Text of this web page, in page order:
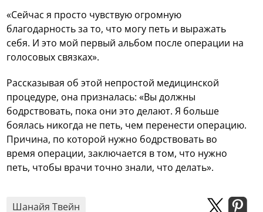
«Сейчас я просто чувствую огромную
благодарность за то, что могу петь и выражать
себя. И это мой первый альбом после операции на
голосовых связках».
Рассказывая об этой непростой медицинской
процедуре, она призналась: «Вы должны
бодрствовать, пока они это делают. Я больше
боялась никогда не петь, чем перенести операцию.
Причина, по которой нужно бодрствовать во
время операции, заключается в том, что нужно
петь, чтобы врачи точно знали, что делать».
Шанайя Твейн